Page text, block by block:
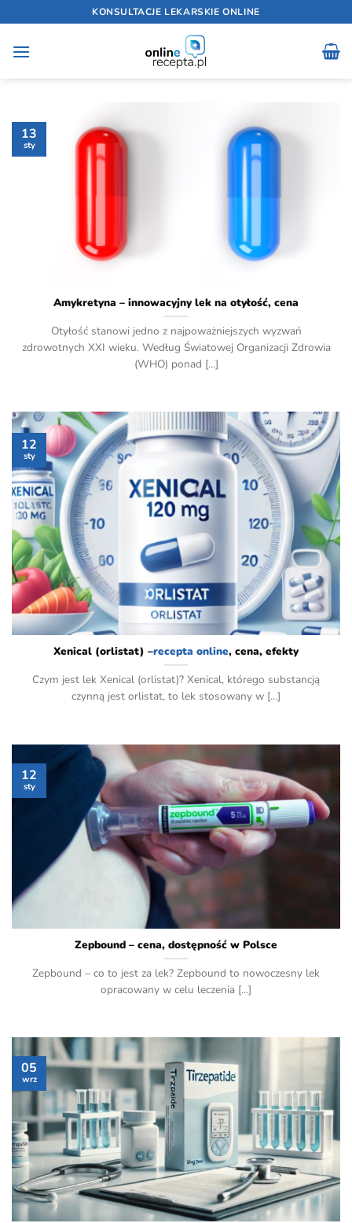
do
zawartości
KONSULTACJE LEKARSKIE ONLINE
Amykretyna – innowacyjny lek na otyłość, cena
Otyłość stanowi jedno z najpoważniejszych wyzwań
zdrowotnych XXI wieku. Według Światowej Organizacji Zdrowia
(WHO) ponad [...]
13
sty
recepta online
, cena, efekty">
Xenical (orlistat) –recepta online, cena, efekty
Czym jest lek Xenical (orlistat)? Xenical, którego substancją
czynną jest orlistat, to lek stosowany w [...]
12
sty
Zepbound – cena, dostępność w Polsce
Zepbound – co to jest za lek? Zepbound to nowoczesny lek
opracowany w celu leczenia [...]
12
sty
05
wrz